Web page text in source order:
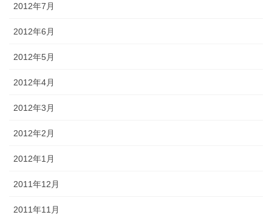
2012年7月
2012年6月
2012年5月
2012年4月
2012年3月
2012年2月
2012年1月
2011年12月
2011年11月